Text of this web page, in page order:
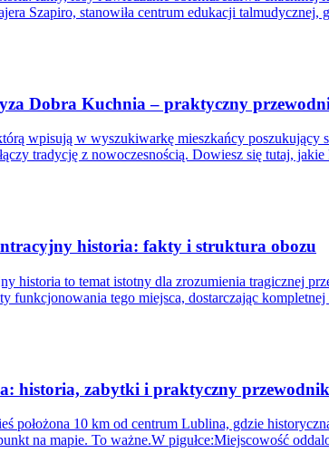
Szapiro, stanowiła centrum edukacji talmudycznej,
Dobra Kuchnia – praktyczny
wpisują w wyszukiwarkę mieszkańcy
tradycję z nowoczesnością. Dowiesz się tutaj,
historia: fakty i struktura obozu
historia to temat istotny dla zrozumienia tragicznej
funkcjonowania tego miejsca, dostarczając
historia, zabytki i praktyczny przewodnik
położona 10 km od centrum Lublina, gdzie
na mapie. To ważne.W pigułce:Miejscowość